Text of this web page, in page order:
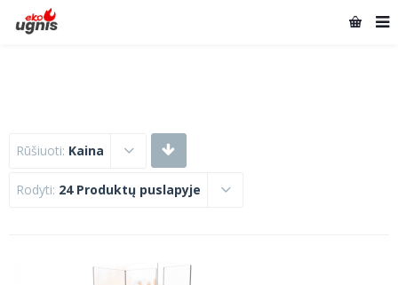
Rūšiuoti: Kaina
Rodyti: 24 Produktų puslapyje